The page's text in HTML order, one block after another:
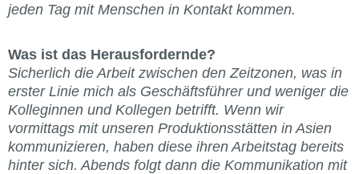
jeden Tag mit Menschen in Kontakt kommen.
Was ist das Herausfordernde?
Sicherlich die Arbeit zwischen den Zeitzonen, was in
erster Linie mich als Geschäftsführer und weniger die
Kolleginnen und Kollegen betrifft. Wenn wir
vormittags mit unseren Produktionsstätten in Asien
kommunizieren, haben diese ihren Arbeitstag bereits
hinter sich. Abends folgt dann die Kommunikation mit